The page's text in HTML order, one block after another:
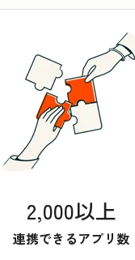
2,000以上
連携できるアプリ数